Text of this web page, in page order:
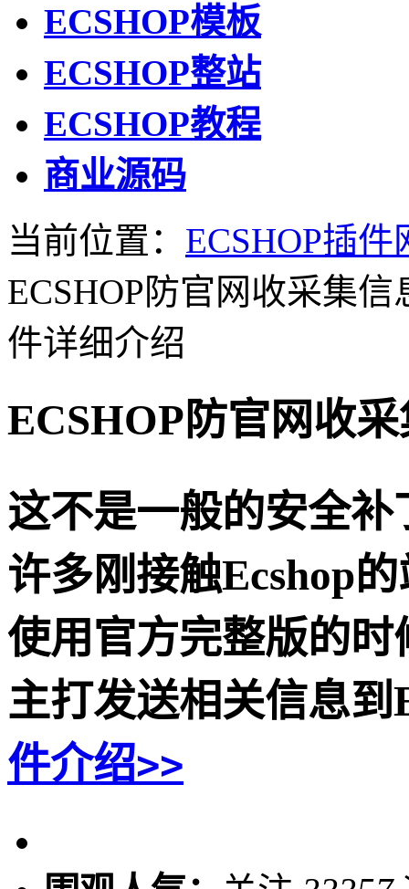
ECSHOP模板
ECSHOP整站
ECSHOP教程
商业源码
当前位置： ECSHOP插件
ECSHOP防官网收采集
件详细介绍
ECSHOP防官网收
这不是一般的安全
许多刚接触Ecshop
使用官方完整版的时
主打发送相关信息到
件介绍>>